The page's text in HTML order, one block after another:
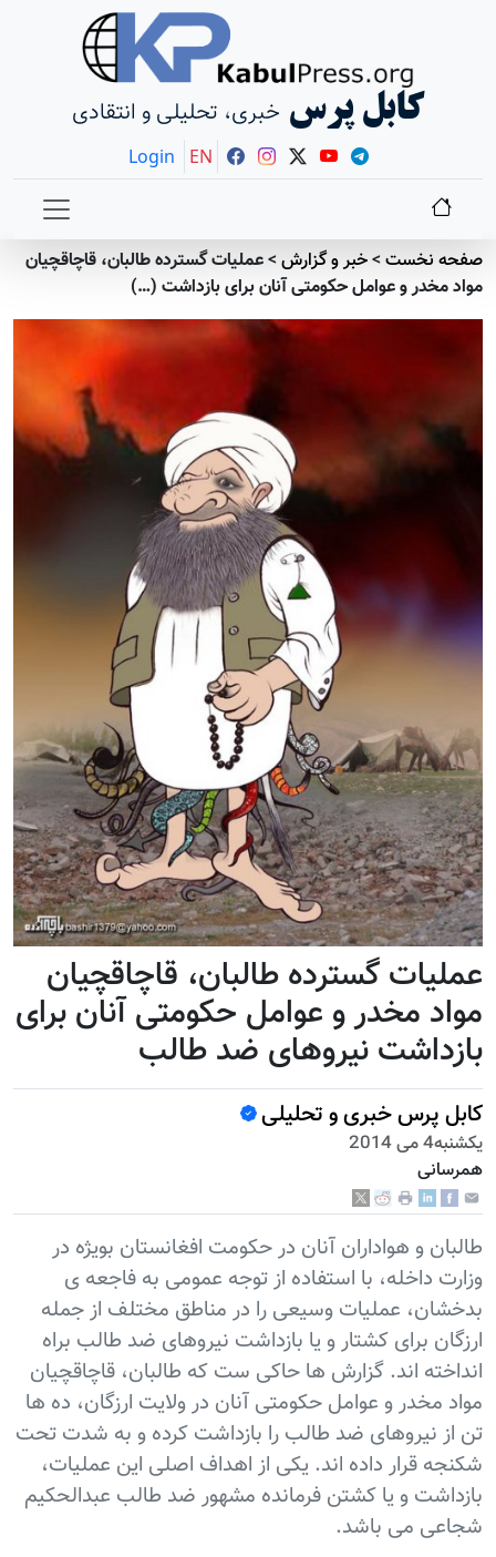
کابل پرس خبری، تحلیلی و انتقادی
Login EN
صفحه نخست>خبر و گزارش>عملیات گسترده طالبان، قاچاقچیان
مواد مخدر و عوامل حکومتی آنان برای بازداشت (…)
عملیات گسترده طالبان، قاچاقچیان
مواد مخدر و عوامل حکومتی آنان برای
بازداشت نیروهای ضد طالب
کابل پرس خبری و تحلیلی
يكشنبه4 می 2014
همرسانی
طالبان و هواداران آنان در حکومت افغانستان بويژه در
وزارت داخله، با استفاده از توجه عمومی به فاجعه ی
بدخشان، عملیات وسیعی را در مناطق مختلف از جمله
ارزگان برای کشتار و یا بازداشت نیروهای ضد طالب براه
انداخته اند. گزارش ها حاکی ست که طالبان، قاچاقچیان
مواد مخدر و عوامل حکومتی آنان در ولایت ارزگان، ده ها
تن از نیروهای ضد طالب را بازداشت کرده و به شدت تحت
شکنجه قرار داده اند. یکی از اهداف اصلی این عملیات،
بازداشت و یا کشتن فرمانده مشهور ضد طالب عبدالحکیم
شجاعی می باشد.